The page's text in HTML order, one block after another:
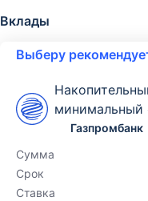
Вклады
Выберу
минимальный
Газпромбанк
Сумма
Срок
Ставка